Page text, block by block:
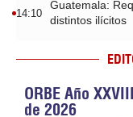
14:10
Guatemala:
distintos ilícitos
ORBE Año
de 2026